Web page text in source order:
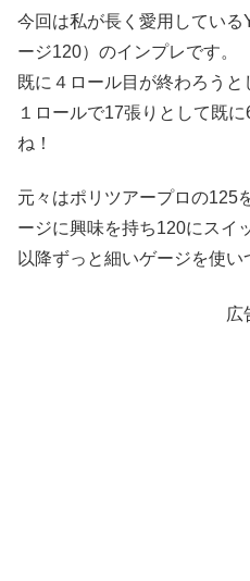
今回は私が長く愛用してい
ージ120）のインプレです。
既に４ロール目が終わろうと
１ロールで17張りとして既
ね！
元々はポリツアープロの125
ージに興味を持ち120にスイ
以降ずっと細いゲージを使い
広